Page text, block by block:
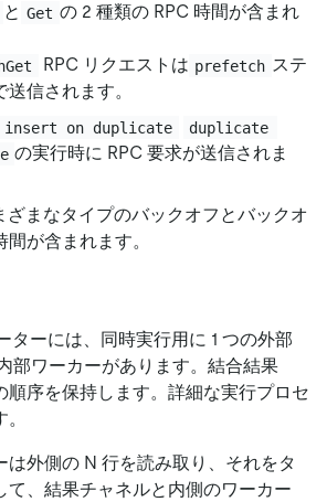
と Get の 2 種類の RPC 時間が含まれ
RPC リクエストは prefetch ステ
送信されます。
insert on duplicate
duplicate
の実行時に RPC 要求が送信されま
ざまなタイプのバックオフとバックオ
が含まれます。
ターには、同時実行用に 1 つの外部
部ワーカーがあります。結合結果
順序を保持します。詳細な実行プロセ
は外側の N 行を読み取り、それをタ
て、結果チャネルと内側のワーカー